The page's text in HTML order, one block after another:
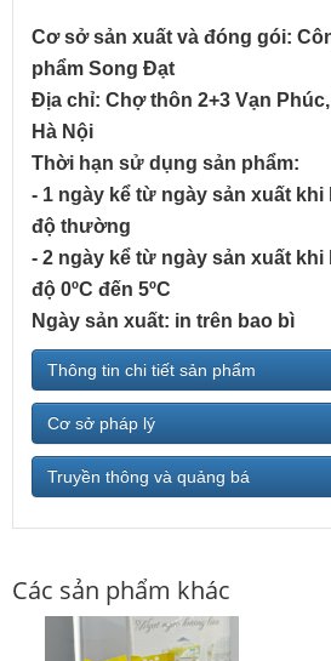
Cơ sở sản xuất và đóng gói:
phẩm Song Đạt
Địa chỉ: Chợ thôn 2+3 Vạn Phúc,
Hà Nội
Thời hạn sử dụng sản phẩm:
- 1 ngày kể từ ngày sản xuất
độ thường
- 2 ngày kể từ ngày sản xuất
độ 0ºC đến 5ºC
Ngày sản xuất: in trên bao bì
Thông tin chi tiết sản phẩm
Cơ sở pháp lý
Truyền thông và quảng bá
Các sản phẩm khác